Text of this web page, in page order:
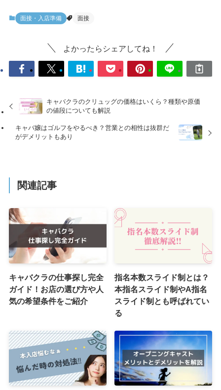
面接・入店準備 面接
よかったらシェアしてね！
キャバクラのクリュッグの価格はいくら？種類や原価
の値段についても解説
キャバ嬢はゴルフをやるべき？営業との相性は抜群だ
がデメリットもあり
関連記事
キャバクラの仕事探し完全
ガイド！お店の選び方や人
気の希望条件をご紹介
指名本数スライド制とは？
本指名スライド制やA指名
スライド制とも呼ばれてい
る